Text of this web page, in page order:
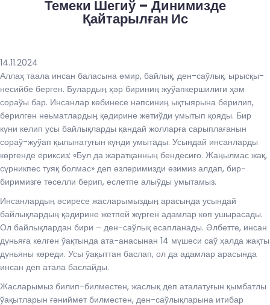
Темеки Шегиў – Динимизде
Қайтарылған Ис
14.11.2024
Аллаҳ таала инсан баласына өмир, байлық, ден-саўлық, ырысқы-
несийбе берген. Булардыӊ ҳәр бириниӊ жуўапкершилиги ҳәм
сораўы бар. Инсанлар көбинесе нәпсиниӊ ықтыярына берилип,
берилген неьматлардыӊ қәдирине жетиўди умытып қояды. Бир
күни келип усы байлықларды қандай жолларға сарыплағанын
сораў-жуўап қылынатуғын күнди умытады. Усындай инсанларды
көргенде ериксиз: «Бул да жаратқанныӊ бендесиғо. Жаӊылмас жақ,
сүрникпес туяқ болмас» деп өзлеримизди өзимиз алдап, бир-
биримизге тәселли берип, еслетпе алыўды умытамыз.
Инсанлардыӊ әсиресе жасларымыздыӊ арасында усындай
байлықлардыӊ қәдирине жетпей жүрген адамлар көп ушырасады.
Ол байлықлардан бири – ден-саўлық есапланады. Әлбетте, инсан
дүньяға келген ўақтында ата-анасынан 14 мүшеси саў ҳалда жақты
дүньяны көреди. Усы ўақыттан баслап, ол да адамлар арасында
инсан деп атала баслайды.
Жасларымыз билип-билместен, жаслық деп аталатуғын қымбатлы
ўақытларын ғәниймет билместен, ден-саўлықларына итибар